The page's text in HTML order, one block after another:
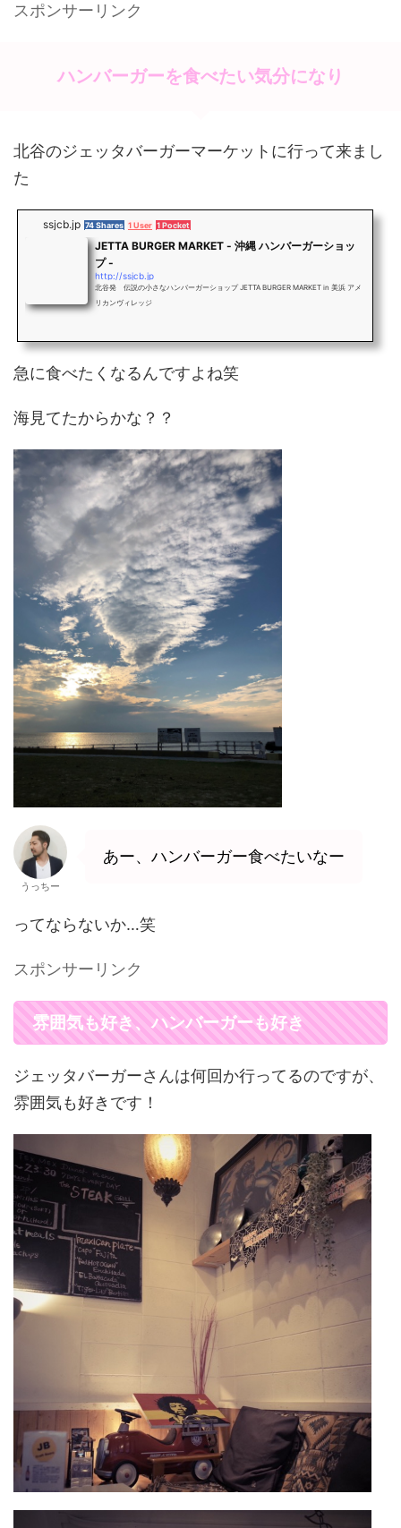
c
b
k
e itt
st
スポンサーリンク
ハンバーガーを食べたい気分になり
北谷のジェッタバーガーマーケットに行って来まし
た
ssjcb.jp 74 Shares 1 User 1 Pocket
JETTA BURGER MARKET - 沖縄 ハンバーガーショッ
プ -
http://ssjcb.jp
北谷発 伝説の小さなハンバーガーショップ JETTA BURGER MARKET in 美浜 アメ
リカンヴィレッジ
急に食べたくなるんですよね笑
海見てたからかな？？
うっちー
あー、ハンバーガー食べたいなー
ってならないか…笑
スポンサーリンク
雰囲気も好き、ハンバーガーも好き
ジェッタバーガーさんは何回か行ってるのですが、
雰囲気も好きです！